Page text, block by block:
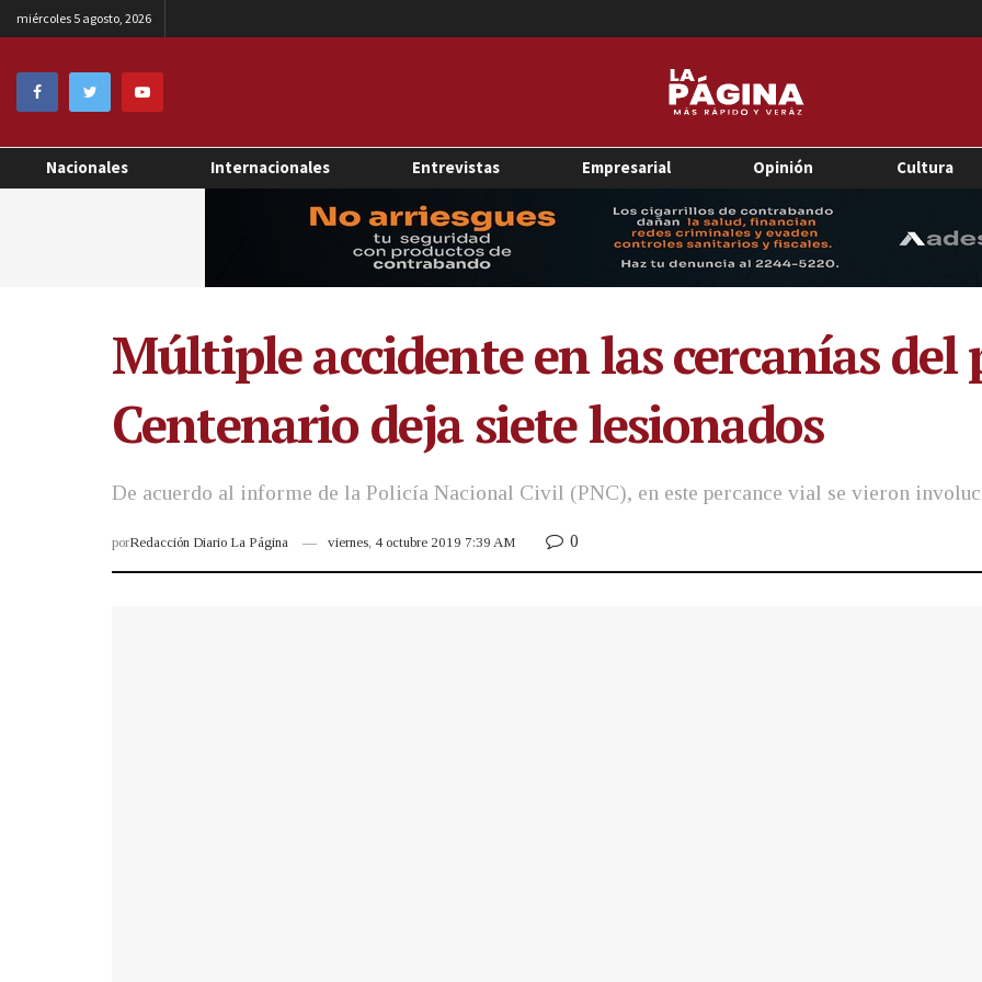
miércoles 5 agosto, 2026
Nacionales Internacionales Entrevistas Empresarial Opinión Cultura
Múltiple accidente en las cercanías del
Centenario deja siete lesionados
De acuerdo al informe de la Policía Nacional Civil (PNC), en este percance vial se vieron
porRedacción Diario La Página viernes, 4 octubre 2019 7:39 AM 0